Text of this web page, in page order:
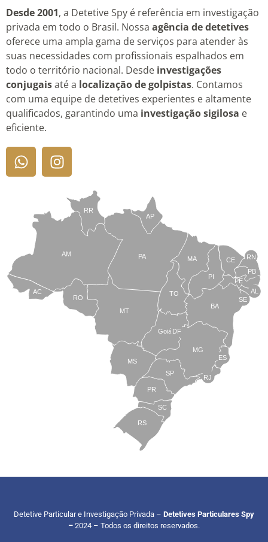
Desde 2001, a Detetive Spy é referência em investigação
privada em todo o Brasil. Nossa agência de detetives
oferece uma ampla gama de serviços para atender às
suas necessidades com profissionais espalhados em
todo o território nacional. Desde investigações
conjugaisaté a localização de golpistas. Contamos
com uma equipe de detetives experientes e altamente
qualificados, garantindo uma investigação sigilosa e
eficiente.
TO
BA
SE
PE
AL
RN
CE
PI
MA
AP
PA
RR
AM
AC
RO
MT
MS
Goiás
PR
SC
RS
SP
MG
RJ
ES
DF
PB
Detetive Particular e Investigação Privada – Detetives Particulares Spy
– 2024 – Todos os direitos reservados.